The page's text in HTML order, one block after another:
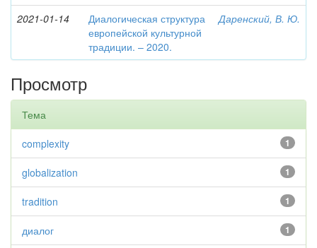
2021-01-14
Диалогическая структура
европейской культурной
традиции. – 2020.
Даренский, В. Ю.
Просмотр
Тема
1
complexity
1
globalization
1
tradition
1
диалог